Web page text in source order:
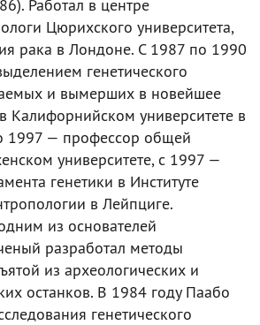
Работал в центре
Цюрихского университета,
рака в Лондоне. С 1987 по 1990
генетического
и вымерших в новейшее
Калифорнийском университете в
1997 — профессор общей
университете, с 1997 —
генетики в Институте
в Лейпциге.
из основателей
разработал методы
из археологических и
останков. В 1984 году Паабо
генетического